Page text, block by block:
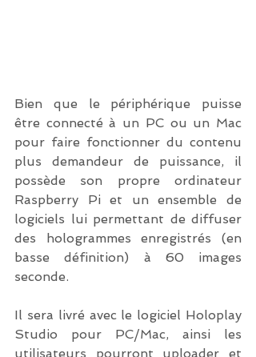
Bien que le périphérique puisse
être connecté à un PC ou un Mac
pour faire fonctionner du contenu
plus demandeur de puissance, il
possède son propre ordinateur
Raspberry Pi et un ensemble de
logiciels lui permettant de diffuser
des hologrammes enregistrés (en
basse définition) à 60 images
seconde.
Il sera livré avec le logiciel Holoplay
Studio pour PC/Mac, ainsi les
utilisateurs pourront uploader et